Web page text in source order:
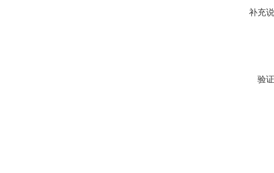
补充
验